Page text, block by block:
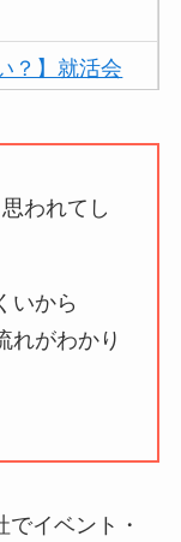
？】就活会
リニックは
クの口コ
？】セルプ
われてし
いから
れがわかり
イベント・